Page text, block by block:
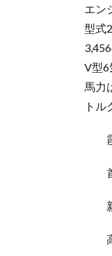
エン
型式
V型6
馬力
ト
霞
首
新
高